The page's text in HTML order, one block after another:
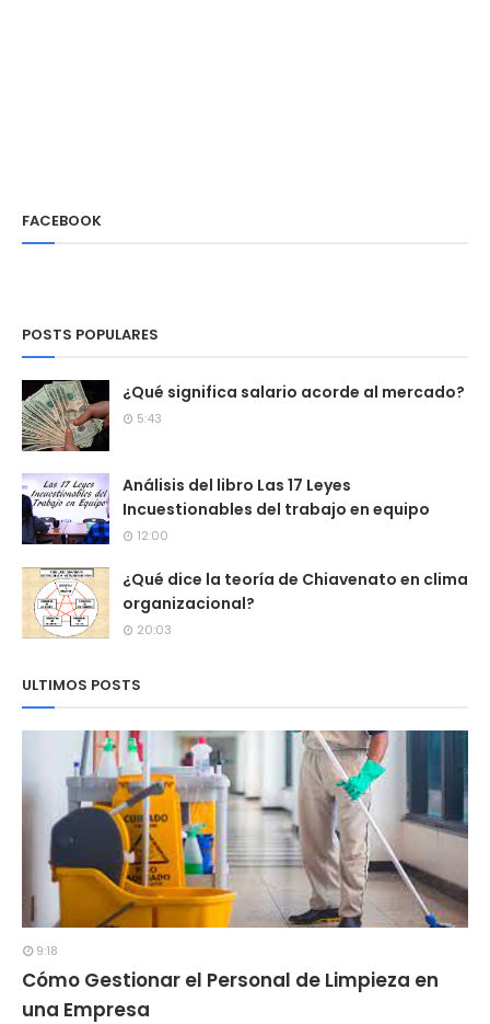
FACEBOOK
POSTS POPULARES
¿Qué significa salario acorde al mercado?
5:43
Análisis del libro Las 17 Leyes
Incuestionables del trabajo en equipo
12:00
¿Qué dice la teoría de Chiavenato en clima
organizacional?
20:03
ULTIMOS POSTS
9:18
Cómo Gestionar el Personal de Limpieza en
una Empresa